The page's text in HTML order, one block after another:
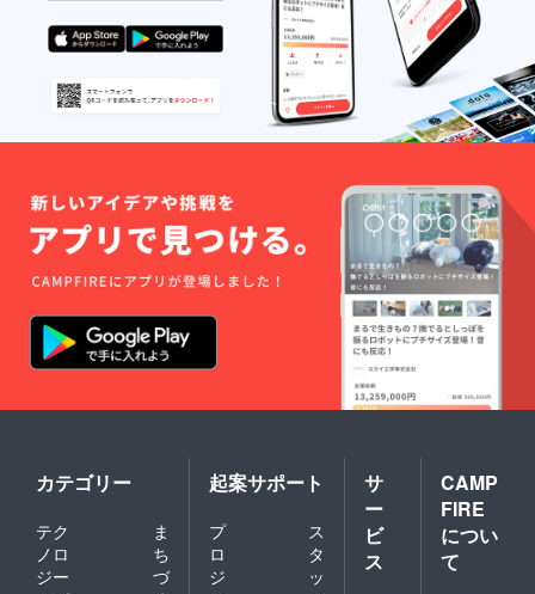
カテゴリー
テク
ノロ
ジー
ま
ち
づ
起案サポート
プ
ロ
ジ
ス
タ
ッ
サ
ー
ビ
ス
CAMP
FIRE
につい
て